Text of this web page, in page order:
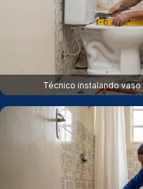
Técnico instalando vaso